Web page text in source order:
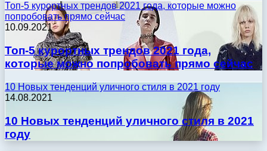
Топ-5 курортных трендов 2021 года, которые можно
попробовать прямо сейчас
10.09.2021
Топ-5 курортных трендов 2021 года,
которые можно попробовать прямо сейчас
10 Новых тенденций уличного стиля в 2021 году
14.08.2021
10 Новых тенденций уличного стиля в 2021
году